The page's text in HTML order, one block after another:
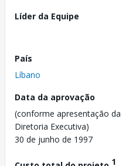
Líder da Equipe
País
Líbano
Data da aprovação
(conforme apresentação da
Diretoria Executiva)
30 de junho de 1997
1